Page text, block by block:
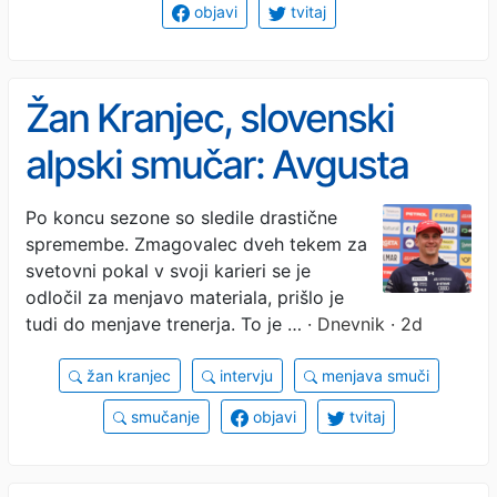
objavi tvitaj
Žan Kranjec, slovenski
alpski smučar: Avgusta
nikakor ne moreš
zanesljivo trditi, da boš
januarja najboljši
Po koncu sezone so sledile drastične
spremembe. Zmagovalec dveh tekem za
svetovni pokal v svoji karieri se je
odločil za menjavo materiala, prišlo je
tudi do menjave trenerja. To je … · Dnevnik · 2d
žan kranjec intervju menjava smuči
smučanje objavi tvitaj